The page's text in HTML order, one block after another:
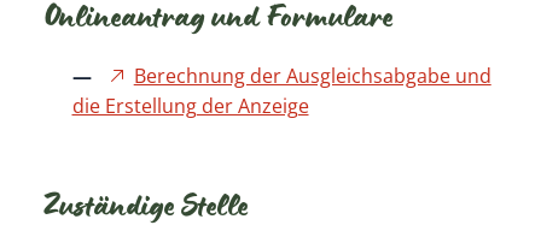
Onlineantrag und Formulare
Berechnung der Ausgleichsabgabe und
die Erstellung der Anzeige
Zuständige Stelle